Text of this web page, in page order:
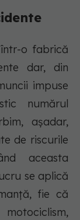
o fabrică
dar, din
impuse
numărul
așadar,
de riscurile
aceasta
se aplică
fie că